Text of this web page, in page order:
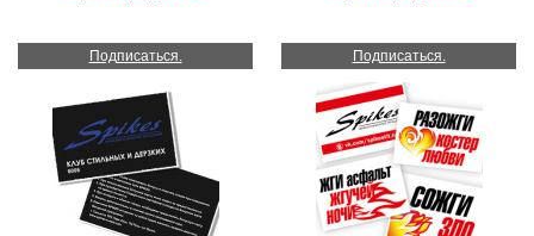
Подписаться. Подписаться.